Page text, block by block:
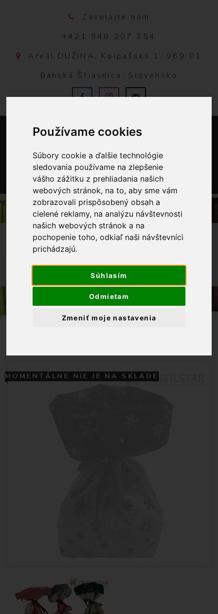
Používame cookies
Súbory cookie a ďalšie technológie
sledovania používame na zlepšenie
vášho zážitku z prehliadania našich
webových stránok, na to, aby sme vám
zobrazovali prispôsobený obsah a
cielené reklamy, na analýzu návštevnosti
našich webových stránok a na
pochopenie toho, odkiaľ naši návštevníci
prichádzajú.
Súhlasím
Odmietam
Zmeniť moje nastavenia
Zavolajte nám
+421 948 207 354
Areál DUŽINA, Kolpašská 1, 969 01
Banská Štiavnica, Slovensko
OBCHOD VÝROBKY Z NAŠEJ DIELNE
MIKULÁŠSKE VRECÚŠKO - ČERVENÉ
VLOČKY NA BIELOM
MOMENTÁLNE NIE JE NA SKLADE